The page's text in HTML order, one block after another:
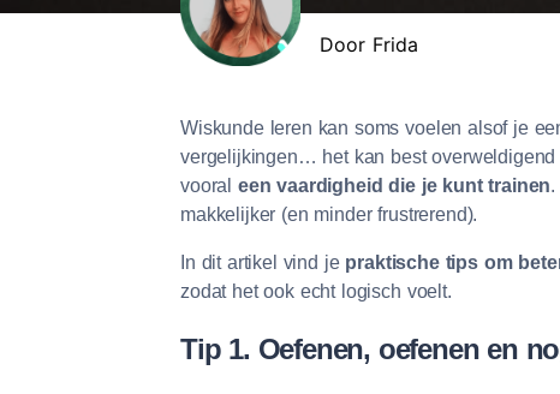
Door Frida
Wiskunde leren kan soms voelen alsof je
vergelijkingen… het kan best
vooral een vaardigheid die je kunt trainen.
makkelijker (en minder frustrerend).
In dit artikel vind je praktische tips om
zodat het ook echt logisch voelt.
Tip 1. Oefenen, oefenen en